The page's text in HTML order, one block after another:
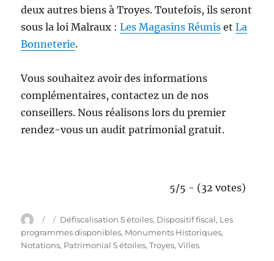
deux autres biens à Troyes. Toutefois, ils seront
sous la loi Malraux :Les Magasins Réunis etLa
Bonneterie.
Vous souhaitez avoir des informations
complémentaires, contactez un de nos
conseillers. Nous réalisons lors du premier
rendez-vous un audit patrimonial gratuit.
5/5 - (32 votes)
A
u
t
P
u
b
C
a
t
Défiscalisation 5 étoiles, Dispositif fiscal, Les
programmes disponibles, Monuments Historiques,
Notations, Patrimonial 5 étoiles,Troyes,Villes